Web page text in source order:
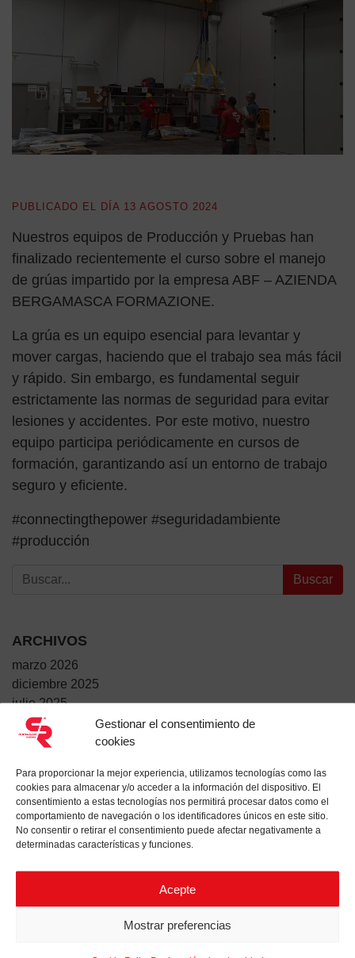
Gestionar el consentimiento de
cookies
Para proporcionar la mejor experiencia, utilizamos tecnologías como las
cookies para almacenar y/o acceder a la información del dispositivo. El
consentimiento a estas tecnologías nos permitirá procesar datos como el
comportamiento de navegación o los identificadores únicos en este sitio.
No consentir o retirar el consentimiento puede afectar negativamente a
determinadas características y funciones.
Acepte
Mostrar preferencias
PUBLICADO EL DÍA 13 AGOSTO 2024
Nuestros equipos de Producción y Pruebas han
finalizado recientemente el curso sobre el manejo
de grúas impartido por la empresa ABF – AZIENDA
BERGAMASCA FORMAZIONE.
La grúa es un equipo esencial para levantar y
mover cargas, haciendo que el trabajo sea más fácil
y rápido. Sin embargo, es fundamental seguir
estrictamente las normas de seguridad para evitar
lesiones y accidentes. Por este motivo, nuestro
equipo participa periódicamente en cursos de
formación, garantizando así un entorno de trabajo
seguro y eficiente.
#connectingthepower #seguridadambiente
#producción
Buscar:
ARCHIVOS
marzo 2026
diciembre 2025
julio 2025
junio 2025
mayo 2025
marzo 2025
febrero 2025
enero 2025
diciembre 2024
octubre 2024